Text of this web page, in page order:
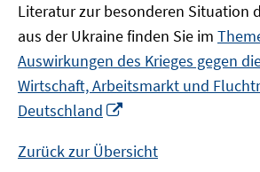
Literatur zur besonderen Situation
aus der Ukraine finden Sie im
Auswirkungen des Krieges gegen
Wirtschaft, Arbeitsmarkt und
Deutschland
Fenster
Zurück zur Übersicht